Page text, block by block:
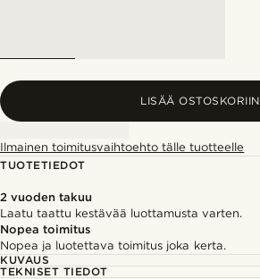
LISÄÄ OSTOSKORIIN
Ilmainen toimitusvaihtoehto tälle tuotteelle
TUOTETIEDOT
2 vuoden takuu
Laatu taattu kestävää luottamusta varten.
Nopea toimitus
Nopea ja luotettava toimitus joka kerta.
KUVAUS
TEKNISET TIEDOT